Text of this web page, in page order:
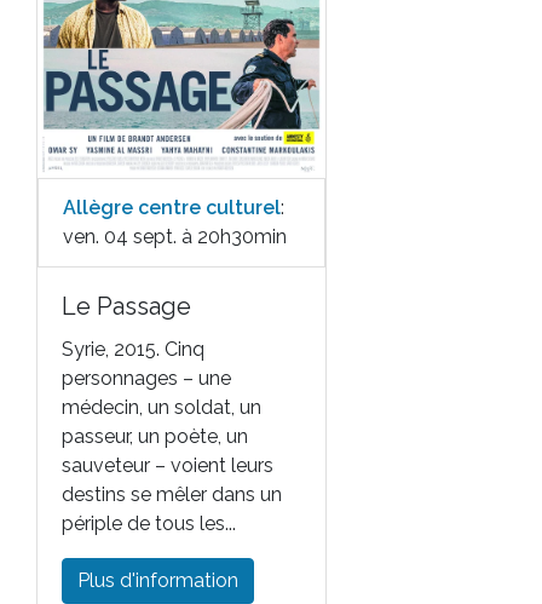
Allègre centre culturel:
ven. 04 sept. à 20h30min
Le Passage
Syrie, 2015. Cinq
personnages – une
médecin, un soldat, un
passeur, un poète, un
sauveteur – voient leurs
destins se mêler dans un
périple de tous les...
Plus d'information